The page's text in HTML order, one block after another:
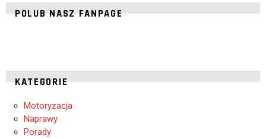
POLUB NASZ FANPAGE
KATEGORIE
Motoryzacja
Naprawy
Porady